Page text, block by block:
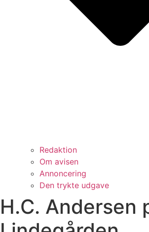
Redaktion
Om avisen
Annoncering
Den trykte udgave
H.C. Andersen